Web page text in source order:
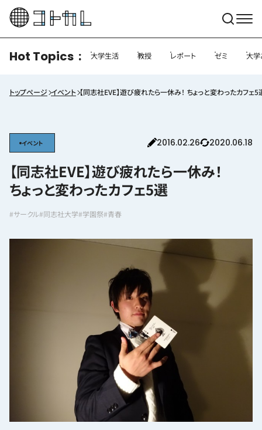
Hot Topics 大学生活 教授 レポート ゼミ 大学
トップページ イベント 【同志社EVE】遊び疲れたら一休み！ ちょっと変わったカフェ5
イベント 2016.02.26 2020.06.18
【同志社EVE】遊び疲れたら一休み！
ちょっと変わったカフェ5選
#サークル#同志社大学#学園祭#青春